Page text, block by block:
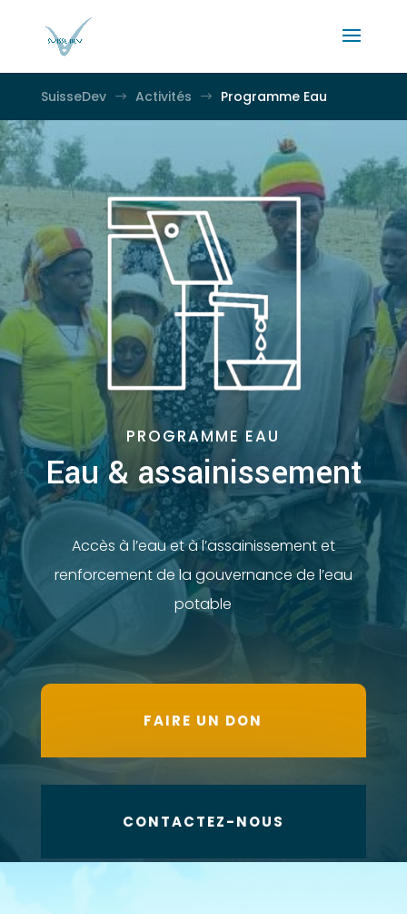
SuisseDev $ Activités $ Programme Eau
PROGRAMME EAU
Eau & assainissement
Accès à l’eau et à l’assainissement et
renforcement de la gouvernance de l’eau
potable
FAIRE UN DON
CONTACTEZ-NOUS